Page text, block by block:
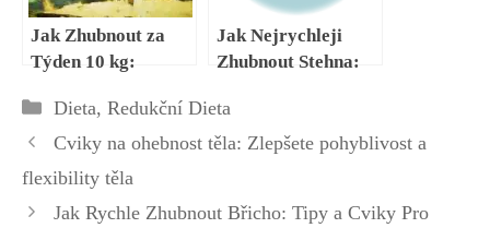
Jak Zhubnout za
Týden 10 kg:
Rychlý Váhový
Úbytek
Jak Nejrychleji
Zhubnout Stehna:
Plány
Rubriky
Dieta, Redukční Dieta
Cviky na ohebnost těla: Zlepšete pohyblivost a
flexibility těla
Jak Rychle Zhubnout Břicho: Tipy a Cviky Pro